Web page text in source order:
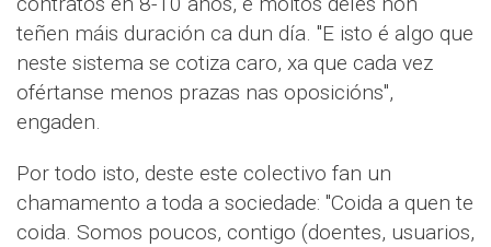
teñen máis duración ca dun día. "E isto é algo que
neste sistema se cotiza caro, xa que cada vez
ofértanse menos prazas nas oposicións",
engaden.
Por todo isto, deste este colectivo fan un
chamamento a toda a sociedade: "Coida a quen te
coida. Somos poucos, contigo (doentes, usuarios,